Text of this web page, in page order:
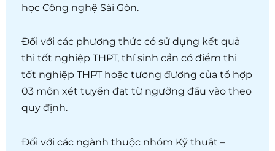
học Công nghệ Sài Gòn.
Đối với các phương thức có sử dụng kết quả
thi tốt nghiệp THPT, thí sinh cần có điểm thi
tốt nghiệp THPT hoặc tương đương của tổ hợp
03 môn xét tuyển đạt từ ngưỡng đầu vào theo
quy định.
Đối với các ngành thuộc nhóm Kỹ thuật –